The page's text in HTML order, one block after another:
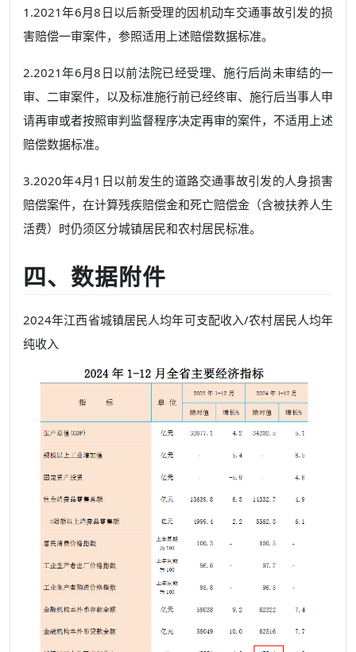
1.2021年6月8日以后新受理的因机动车交通事故引发的损
害赔偿一审案件，参照适用上述赔偿数据标准。
2.2021年6月8日以前法院已经受理、施行后尚未审结的一
审、二审案件，以及标准施行前已经终审、施行后当事人申
请再审或者按照审判监督程序决定再审的案件，不适用上述
赔偿数据标准。
3.2020年4月1日以前发生的道路交通事故引发的人身损害
赔偿案件，在计算残疾赔偿金和死亡赔偿金（含被扶养人生
活费）时仍须区分城镇居民和农村居民标准。
四、数据附件
2024年江西省城镇居民人均年可支配收入/农村居民人均年
纯收入